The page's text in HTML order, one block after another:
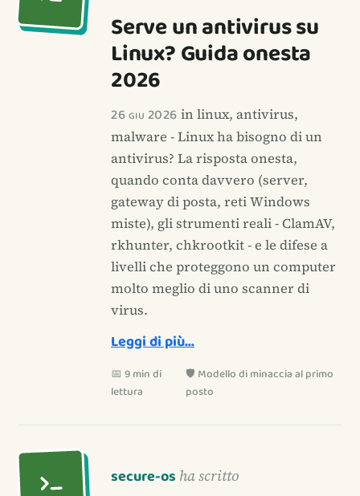
Serve un antivirus su
Linux? Guida onesta
2026
26 giu 2026 in linux, antivirus,
malware - Linux ha bisogno di un
antivirus? La risposta onesta,
quando conta davvero (server,
gateway di posta, reti Windows
miste), gli strumenti reali - ClamAV,
rkhunter, chkrootkit - e le difese a
livelli che proteggono un computer
molto meglio di uno scanner di
virus.
Leggi di più…
📅 9 min di
lettura
🛡️ Modello di minaccia al primo
posto
secure-os ha scritto